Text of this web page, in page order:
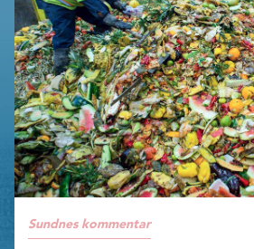
Sundnes kommentar